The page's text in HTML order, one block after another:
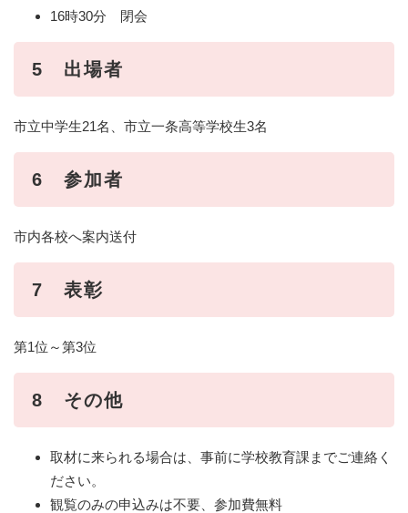
16時30分 閉会
5 出場者
市立中学生21名、市立一条高等学校生3名
6 参加者
市内各校へ案内送付
7 表彰
第1位～第3位
8 その他
取材に来られる場合は、事前に学校教育課までご連絡く
ださい。
観覧のみの申込みは不要、参加費無料